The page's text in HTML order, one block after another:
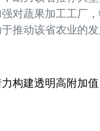
对蔬果加工工厂
推动该省农业的发
构建透明高附加值